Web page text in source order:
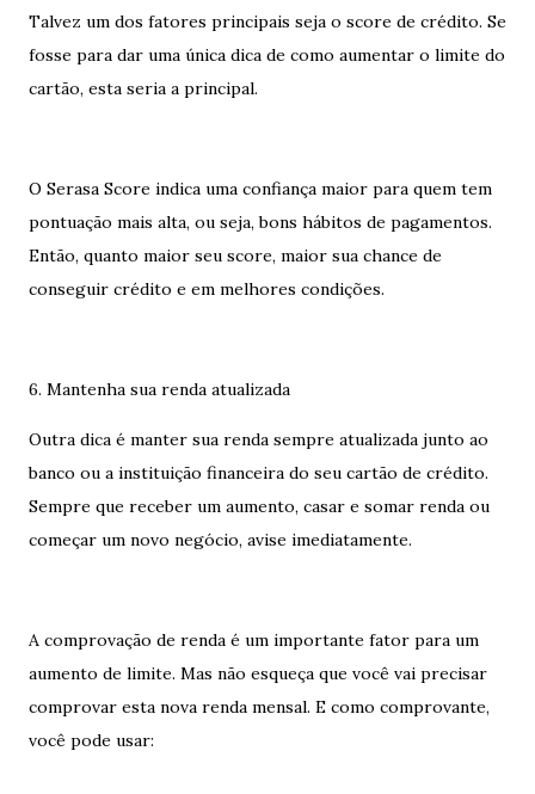
Talvez um dos fatores principais seja o score de crédito. Se
fosse para dar uma única dica de como aumentar o limite do
cartão, esta seria a principal.
O Serasa Score indica uma confiança maior para quem tem
pontuação mais alta, ou seja, bons hábitos de pagamentos.
Então, quanto maior seu score, maior sua chance de
conseguir crédito e em melhores condições.
6. Mantenha sua renda atualizada
Outra dica é manter sua renda sempre atualizada junto ao
banco ou a instituição financeira do seu cartão de crédito.
Sempre que receber um aumento, casar e somar renda ou
começar um novo negócio, avise imediatamente.
A comprovação de renda é um importante fator para um
aumento de limite. Mas não esqueça que você vai precisar
comprovar esta nova renda mensal. E como comprovante,
você pode usar: